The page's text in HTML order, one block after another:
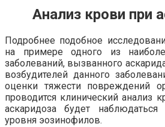
Анализ крови при
Подробнее подобное
на примере одного из
заболеваний, вызванного
возбудителей данного
оценки тяжести повреждений
проводится клинический анализ
аскаридоза будет
уровня эозинофилов.